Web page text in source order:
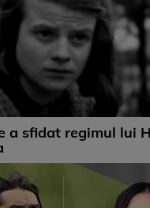
a sfidat regimul lui